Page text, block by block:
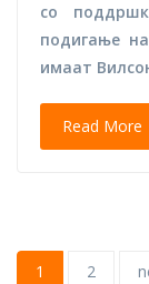
со
подигање
имаат
Read More
1 2